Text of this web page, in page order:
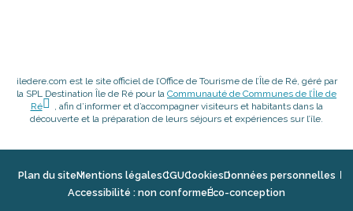
iledere.com est le site officiel de l’Office de Tourisme de l’Île de Ré, géré par
la SPL Destination Île de Ré pour la Communauté de Communes de l’Île de
Ré
, afin d’informer et d’accompagner visiteurs et habitants dans la
découverte et la préparation de leurs séjours et expériences sur l’île.
Plan du siteMentions légalesCGUCookiesDonnées personnelles
Accessibilité : non conformeÉco-conception